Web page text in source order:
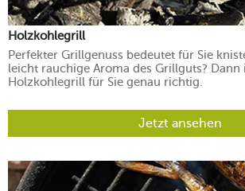
Holzkohlegrill
Perfekter Grillgenuss bedeutet für Sie
leicht rauchige Aroma des Grillguts? Dann
Holzkohlegrill für Sie genau richtig.
Jetzt ansehen